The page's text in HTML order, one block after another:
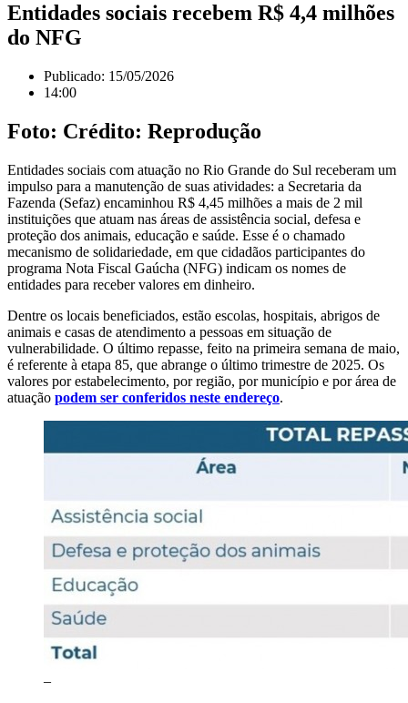
Entidades sociais recebem R$ 4,4 milhões
do NFG
Publicado: 15/05/2026
14:00
Foto: Crédito: Reprodução
Entidades sociais com atuação no Rio Grande do Sul receberam um
impulso para a manutenção de suas atividades: a Secretaria da
Fazenda (Sefaz) encaminhou R$ 4,45 milhões a mais de 2 mil
instituições que atuam nas áreas de assistência social, defesa e
proteção dos animais, educação e saúde. Esse é o chamado
mecanismo de solidariedade, em que cidadãos participantes do
programa Nota Fiscal Gaúcha (NFG) indicam os nomes de
entidades para receber valores em dinheiro.
Dentre os locais beneficiados, estão escolas, hospitais, abrigos de
animais e casas de atendimento a pessoas em situação de
vulnerabilidade. O último repasse, feito na primeira semana de maio,
é referente à etapa 85, que abrange o último trimestre de 2025. Os
valores por estabelecimento, por região, por município e por área de
atuação podem ser conferidos neste endereço.
–